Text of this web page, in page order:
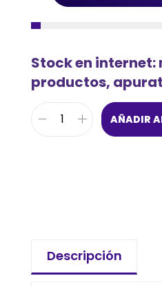
Stock en internet:
productos,
AÑADIR
Descripción